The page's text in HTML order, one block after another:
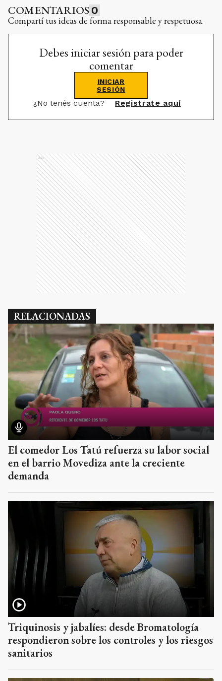
COMENTARIOS 0
Compartí tus ideas de forma responsable y respetuosa.
Debes iniciar sesión para poder
comentar
INICIAR
SESIÓN
¿No tenés cuenta? Registrate aquí
Ads
RELACIONADAS
El comedor Los Tatú refuerza su labor social
en el barrio Movediza ante la creciente
demanda
Triquinosis y jabalíes: desde Bromatología
respondieron sobre los controles y los riesgos
sanitarios